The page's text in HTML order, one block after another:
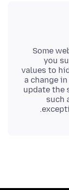
Some
you
values to
a change
update the
such